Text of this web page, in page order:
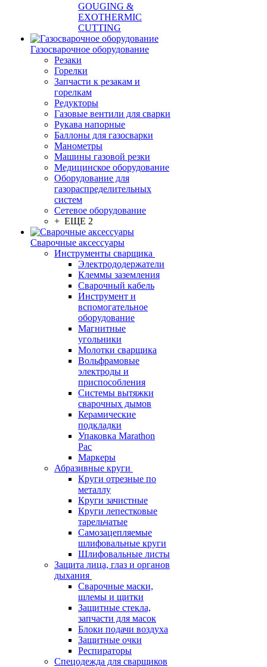
GOUGING &
EXOTHERMIC
CUTTING
Газосварочное оборудование
Резаки
Горелки
Запчасти к резакам и
горелкам
Редукторы
Газовые вентили для сварки
Рукава напорные
Баллоны для газосварки
Манометры
Машины газовой резки
Медицинское оборудование
Оборудование для
газораспределительных
систем
Сетевое оборудование
+ ЕЩЕ 2
Сварочные аксессуары
Инструменты сварщика
Электрододержатели
Клеммы заземления
Сварочный кабель
Инструмент и
вспомогательное
оборудование
Магнитные
угольники
Молотки сварщика
Вольфрамовые
электроды и
приспособления
Системы вытяжки
сварочных дымов
Керамические
подкладки
Упаковка Marathon
Pac
Маркеры
Абразивные круги
Круги отрезные по
металлу
Круги зачистные
Круги лепестковые
тарельчатые
Самозацепляемые
шлифовальные круги
Шлифовальные листы
Защита лица, глаз и органов
дыхания
Сварочные маски,
шлемы и щитки
Защитные стекла,
запчасти для масок
Блоки подачи воздуха
Защитные очки
Респираторы
Спецодежда для сварщиков